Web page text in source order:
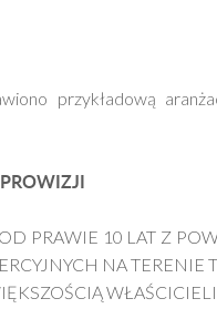
przykładową
PRAWIE 10 LAT Z
NA TERENIE